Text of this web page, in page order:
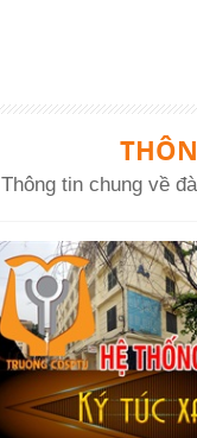
Thông tin chung về